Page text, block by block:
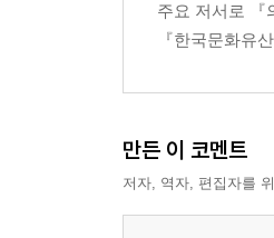
주요 저서로 『
『한국문화유
만든 이 코멘트
저자, 역자, 편집자를